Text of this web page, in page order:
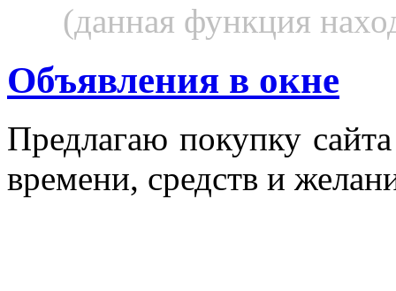
(данная функция
Объявления в окне
Пред­ла­гаю по­куп­ку
вре­мени, средств и